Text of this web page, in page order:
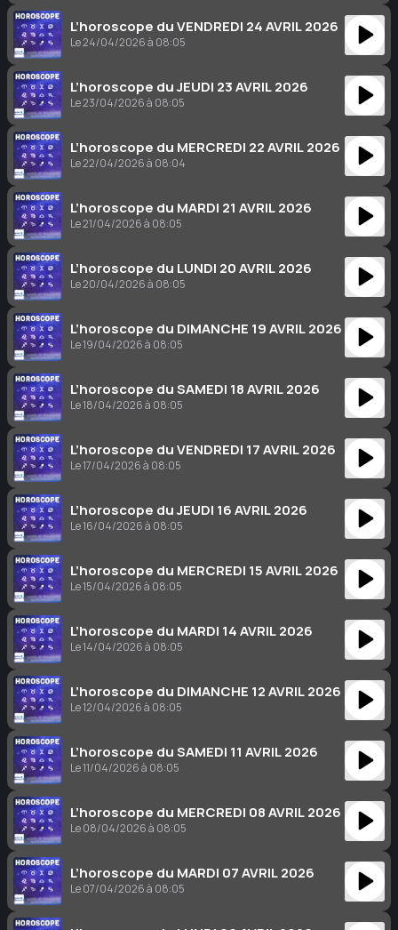
L’horoscope du VENDREDI 24 AVRIL 2026
Le 24/04/2026 à 08:05
L’horoscope du JEUDI 23 AVRIL 2026
Le 23/04/2026 à 08:05
L’horoscope du MERCREDI 22 AVRIL 2026
Le 22/04/2026 à 08:04
L’horoscope du MARDI 21 AVRIL 2026
Le 21/04/2026 à 08:05
L’horoscope du LUNDI 20 AVRIL 2026
Le 20/04/2026 à 08:05
L’horoscope du DIMANCHE 19 AVRIL 2026
Le 19/04/2026 à 08:05
L’horoscope du SAMEDI 18 AVRIL 2026
Le 18/04/2026 à 08:05
L’horoscope du VENDREDI 17 AVRIL 2026
Le 17/04/2026 à 08:05
L’horoscope du JEUDI 16 AVRIL 2026
Le 16/04/2026 à 08:05
L’horoscope du MERCREDI 15 AVRIL 2026
Le 15/04/2026 à 08:05
L’horoscope du MARDI 14 AVRIL 2026
Le 14/04/2026 à 08:05
L’horoscope du DIMANCHE 12 AVRIL 2026
Le 12/04/2026 à 08:05
L’horoscope du SAMEDI 11 AVRIL 2026
Le 11/04/2026 à 08:05
L’horoscope du MERCREDI 08 AVRIL 2026
Le 08/04/2026 à 08:05
L’horoscope du MARDI 07 AVRIL 2026
Le 07/04/2026 à 08:05